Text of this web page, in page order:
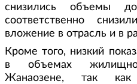
снизились объемы
соответственно
вложение в отрасль и в
Кроме того, низкий
в объемах
Жанаозене, так как